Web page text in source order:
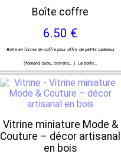
Boîte coffre
6.50 €
Boîte en forme de coffre pour offrir de petits cadeaux
(foulard, bijou, cravate,...). La boîte...
Vitrine miniature Mode &
Couture – décor artisanal
en bois